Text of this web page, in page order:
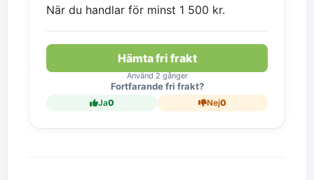
När du handlar för minst 1 500 kr.
Hämta fri frakt
Använd 2 gånger
Fortfarande fri frakt?
Ja0 Nej0